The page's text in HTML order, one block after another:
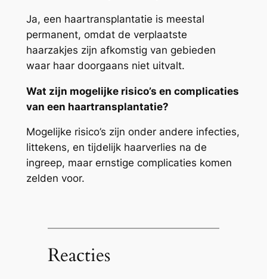
Ja, een haartransplantatie is meestal
permanent, omdat de verplaatste
haarzakjes zijn afkomstig van gebieden
waar haar doorgaans niet uitvalt.
Wat zijn mogelijke risico’s en complicaties
van een haartransplantatie?
Mogelijke risico’s zijn onder andere infecties,
littekens, en tijdelijk haarverlies na de
ingreep, maar ernstige complicaties komen
zelden voor.
Reacties